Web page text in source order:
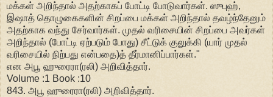
மக்கள் அறிந்தால் அதற்காகப் போட்டி போடுவார்கள். ஸுபுஹ்,
இஷாத் தொழுகைகளின் சிறப்பை மக்கள் அறிந்தால் தவழ்ந்தேனும்
அதற்காக வந்து சேர்வார்கள். முதல் வரிசையின் சிறப்பை அவர்கள்
அறிந்தால் (போட்டி ஏற்படும் போது) சீட்டுக் குலுக்கி (யார் முதல்
வரிசையில் நிற்பது என்பதை)த் தீர்மானிப்பார்கள்."
என அபூ ஹுரைரா(ரலி) அறிவித்தார்.
Volume :1 Book :10
843. அபூ ஹுரைரா(ரலி) அறிவித்தார்.